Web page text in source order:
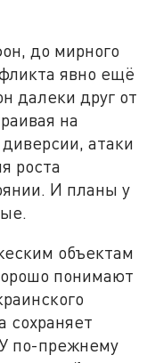
до мирного
явно ещё
далеки друг от
на
атаки
роста
И планы у
объектам
понимают
сохраняет
по-прежнему